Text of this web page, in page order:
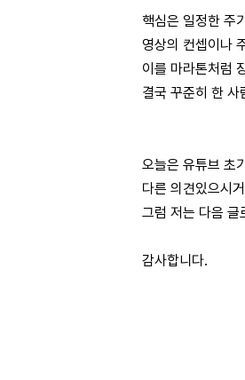
핵심은 일정한 주
영상의 컨셉이나
이를 마라톤처럼
결국 꾸준히 한 사
오늘은 유튜브 초
다른 의견있으시
그럼 저는 다음 글
감사합니다.